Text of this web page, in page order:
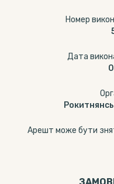
Номер
Дата
Арешт може бути